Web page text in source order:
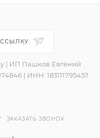
| ИП Пашков Евгений
| ИНН: 183111795457
ЗАКАЗАТЬ ЗВОНОК